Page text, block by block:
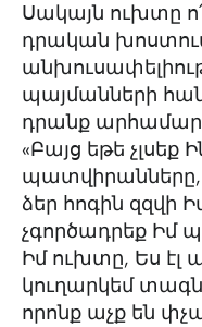
Սակայն ուխտը
դրական
պայմանների
դրանք
«Բայց եթե չլսեք
պատվիրանները,
ձեր հոգին զզվի
չգործադրեք Իմ
Իմ ուխտը, Ես էլ
կուղարկեմ
որոնք աչք են